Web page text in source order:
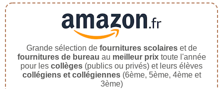
Grande sélection de fournitures scolaireset de
fournitures de bureau au meilleur prixtoute l'année
pour les collèges (publics ou privés) et leurs élèves
collégiens et collégiennes(6ème, 5ème, 4ème et
3ème)